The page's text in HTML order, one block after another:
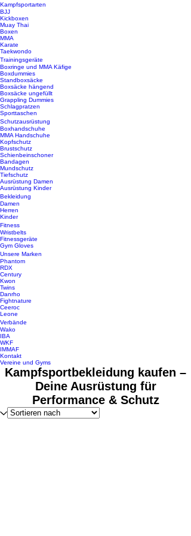
Kampfsportarten
BJJ
Kickboxen
Muay Thai
Boxen
MMA
Karate
Taekwondo
Trainingsgeräte
Boxringe und MMA Käfige
Boxdummies
Standboxsäcke
Boxsäcke hängend
Boxsäcke ungefüllt
Grappling Dummies
Schlagpratzen
Sporttaschen
Schutzausrüstung
Boxhandschuhe
MMA Handschuhe
Kopfschutz
Brustschutz
Schienbeinschoner
Bandagen
Mundschutz
Tiefschutz
Ausrüstung Damen
Ausrüstung Kinder
Bekleidung
Damen
Herren
Kinder
Fitness
Wristbelts
Fitnessgeräte
Gym Gloves
Unsere Marken
Phantom
RDX
Century
Kwon
Twins
Danrho
Fightnature
Ceeroc
Leone
Verbände
Wako
IBA
WKF
IMMAF
Kontakt
Vereine und Gyms
Kampfsportbekleidung kaufen –
Deine Ausrüstung für
Performance & Schutz